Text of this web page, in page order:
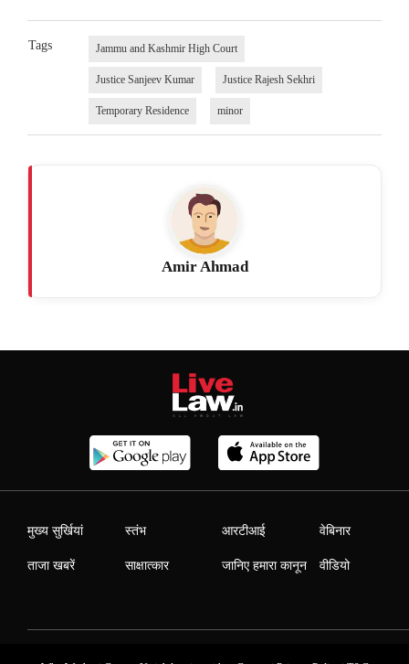
Tags Jammu and Kashmir High Court
Justice Sanjeev Kumar Justice Rajesh Sekhri
Temporary Residence minor
Amir Ahmad
मुख्य सुर्खियां
ताजा खबरें
स्तंभ
साक्षात्कार
आरटीआई
जानिए हमारा कानून
वेबिनार
वीडियो